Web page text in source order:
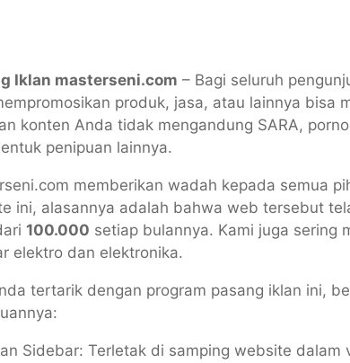
Iklan masterseni.com – Bagi seluruh
produk, jasa, atau lainnya bisa
konten Anda tidak mengandung SARA,
penipuan lainnya.
memberikan wadah kepada semua
ini, alasannya adalah bahwa web tersebut
100.000 setiap bulannya. Kami juga sering
elektro dan elektronika.
tertarik dengan program pasang iklan ini,
Sidebar: Terletak di samping website dalam